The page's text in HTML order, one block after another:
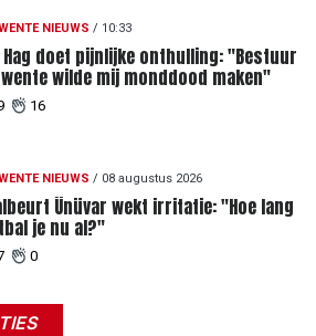
NIEUWS / 10:33
Hag doet pijnlijke onthulling: "Bestuur
wilde mij monddood maken"
16
NIEUWS / 08 augustus 2026
Ünüvar wekt irritatie: "Hoe lang
je nu al?"
0